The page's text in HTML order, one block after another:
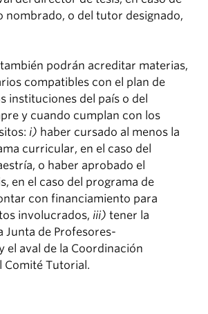
nombrado, o del tutor designado,
podrán acreditar materias,
compatibles con el plan de
instituciones del país o del
y cuando cumplan con los
i) haber cursado al menos la
curricular, en el caso del
o haber aprobado el
en el caso del programa de
con financiamiento para
involucrados, iii) tener la
Junta de Profesores-
el aval de la Coordinación
Comité Tutorial.